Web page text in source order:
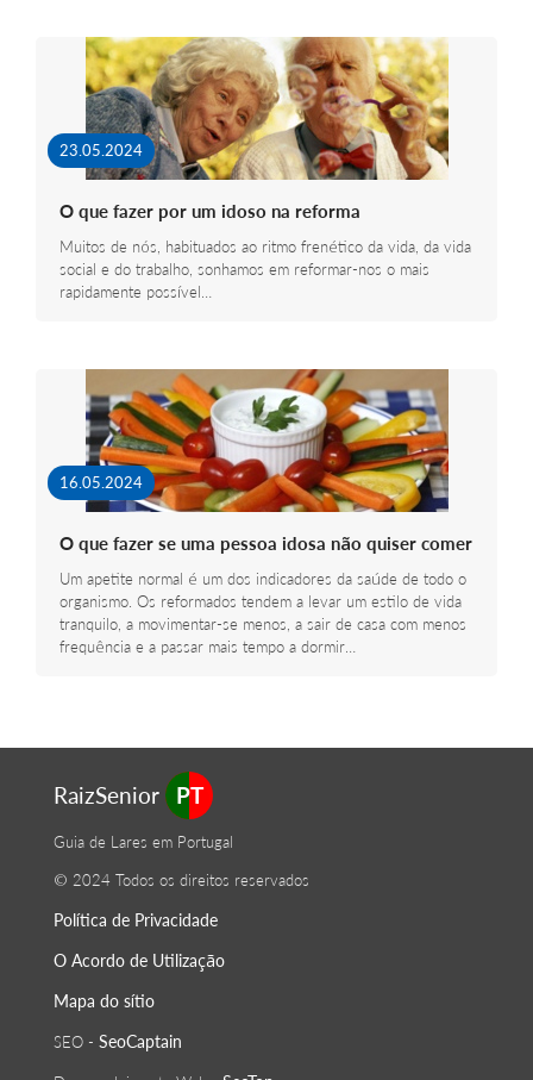
23.05.2024
O que fazer por um idoso na reforma
Muitos de nós, habituados ao ritmo frenético da vida, da vida
social e do trabalho, sonhamos em reformar-nos o mais
rapidamente possível…
16.05.2024
O que fazer se uma pessoa idosa não quiser comer
Um apetite normal é um dos indicadores da saúde de todo o
organismo. Os reformados tendem a levar um estilo de vida
tranquilo, a movimentar-se menos, a sair de casa com menos
frequência e a passar mais tempo a dormir…
RaizSenior PT
Guia de Lares em Portugal
© 2024 Todos os direitos reservados
Política de Privacidade
O Acordo de Utilização
Mapa do sítio
SEO - SeoСaptain